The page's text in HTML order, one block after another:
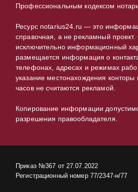
Профессиональным кодексом
Ресурс notarius24.ru — это
справочная, а не рекламный проект.
исключительно информационный
размещается информация о
телефонах, адресах и режимах
указание местонахождения
часов не считаются рекламой.
Копирование информации
разрешения правообладателя.
Приказ №367 от 27.07.2022
Регистрационный номер 77/2347-н/77